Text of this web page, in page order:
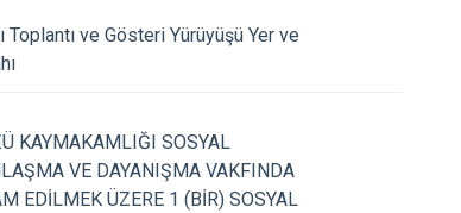
Mihalıççık
Sarıcakaya
Toplantı ve Gösteri Yürüyüşü Yer ve
KAYMAKAMLIĞI SOSYAL
VE DAYANIŞMA VAKFINDA
EDİLMEK ÜZERE 1 (BİR) SOSYAL